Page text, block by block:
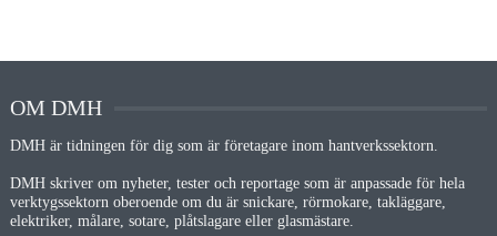
OM DMH
DMH är tidningen för dig som är företagare inom hantverkssektorn.
DMH skriver om nyheter, tester och reportage som är anpassade för hela
verktygssektorn oberoende om du är snickare, rörmokare, takläggare,
elektriker, målare, sotare, plåtslagare eller glasmästare.